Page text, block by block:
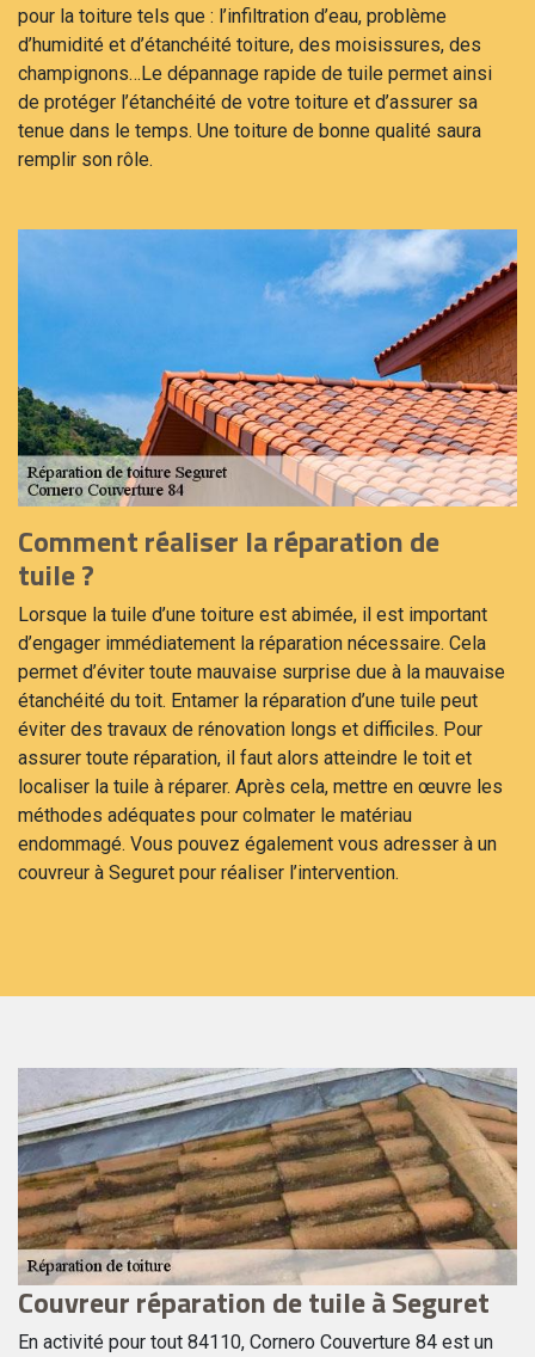
pour la toiture tels que : l’infiltration d’eau, problème
d’humidité et d’étanchéité toiture, des moisissures, des
champignons…Le dépannage rapide de tuile permet ainsi
de protéger l’étanchéité de votre toiture et d’assurer sa
tenue dans le temps. Une toiture de bonne qualité saura
remplir son rôle.
Comment réaliser la réparation de
tuile ?
Lorsque la tuile d’une toiture est abimée, il est important
d’engager immédiatement la réparation nécessaire. Cela
permet d’éviter toute mauvaise surprise due à la mauvaise
étanchéité du toit. Entamer la réparation d’une tuile peut
éviter des travaux de rénovation longs et difficiles. Pour
assurer toute réparation, il faut alors atteindre le toit et
localiser la tuile à réparer. Après cela, mettre en œuvre les
méthodes adéquates pour colmater le matériau
endommagé. Vous pouvez également vous adresser à un
couvreur à Seguret pour réaliser l’intervention.
Couvreur réparation de tuile à Seguret
En activité pour tout 84110, Cornero Couverture 84 est un